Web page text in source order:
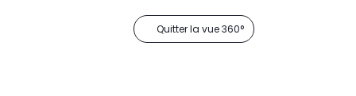
Quitter la vue 360°